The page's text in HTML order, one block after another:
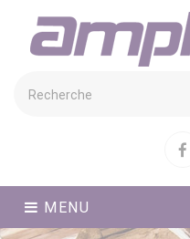
MENU
Cookies management panel